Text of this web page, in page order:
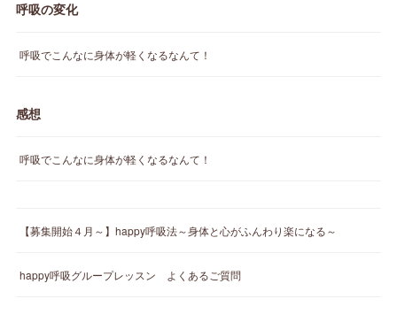
呼吸の変化
呼吸でこんなに身体が軽くなるなんて！
感想
呼吸でこんなに身体が軽くなるなんて！
【募集開始４月～】happy呼吸法～身体と心がふんわり楽になる～
happy呼吸グループレッスン よくあるご質問